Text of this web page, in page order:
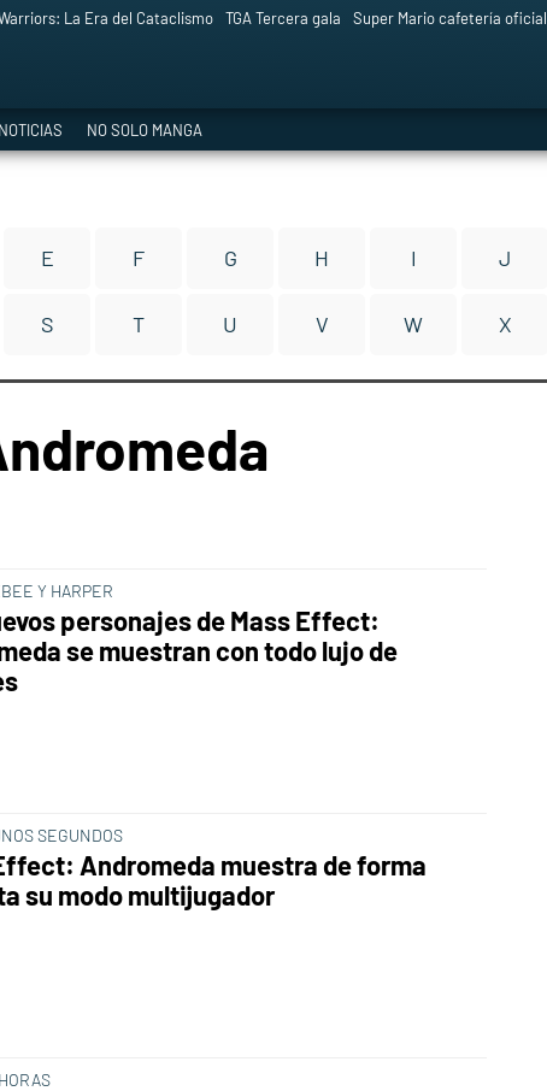
La Era del Cataclismo TGA Tercera gala Super Mario cafetería oficial
NOTICIAS NO SOLO MANGA
E F G H I J
S T U V W X
Y HARPER
personajes de Mass Effect:
se muestran con todo lujo de
SEGUNDOS
Andromeda muestra de forma
su modo multijugador